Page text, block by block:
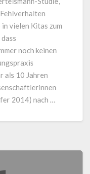
vielen Kitas zum
noch keinen
als 10 Jahren
2014) nach …